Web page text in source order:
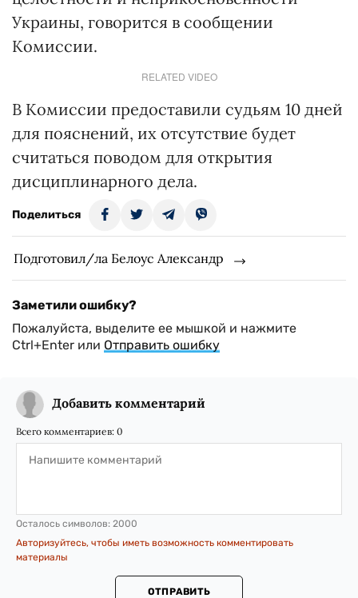
Украины, говорится в сообщении
Комиссии.
RELATED VIDEO
В Комиссии предоставили судьям 10 дней
для пояснений, их отсутствие будет
считаться поводом для открытия
дисциплинарного дела.
Поделиться
Подготовил/ла Белоус Александр
Заметили ошибку?
Пожалуйста, выделите ее мышкой и нажмите
Ctrl+Enter или Отправить ошибку
Добавить комментарий
Всего комментариев: 0
Осталось символов: 2000
Авторизуйтесь, чтобы иметь возможность комментировать
материалы
ОТПРАВИТЬ